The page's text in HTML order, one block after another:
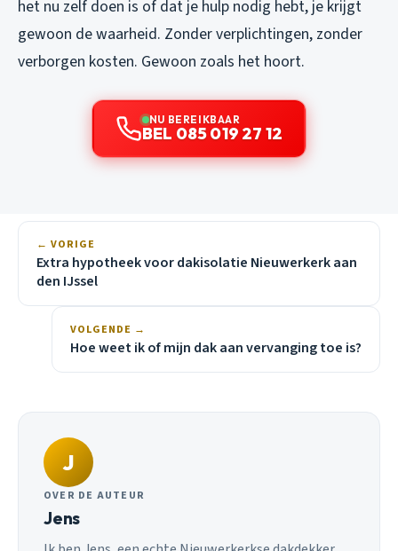
het nu zelf doen is of dat je hulp nodig hebt, je krijgt
gewoon de waarheid. Zonder verplichtingen, zonder
verborgen kosten. Gewoon zoals het hoort.
NU BEREIKBAAR
BEL 085 019 27 12
← VORIGE
Extra hypotheek voor dakisolatie Nieuwerkerk aan
den IJssel
VOLGENDE →
Hoe weet ik of mijn dak aan vervanging toe is?
J
OVER DE AUTEUR
Jens